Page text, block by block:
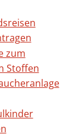
zum
Stoffen